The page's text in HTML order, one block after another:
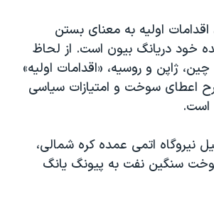
آزادی
کادر رهبری ایران
اوليه به معنای بستن
خود دريانگ بيون است. از لحاظ
چين، ژاپن و روسيه، «اقدامات اوليه»
اعطای سوخت و امتيازات سياسی
است.
نيروگاه اتمی عمده کره شمالی،
تن سوخت سنگين نفت به پيونگ يانگ